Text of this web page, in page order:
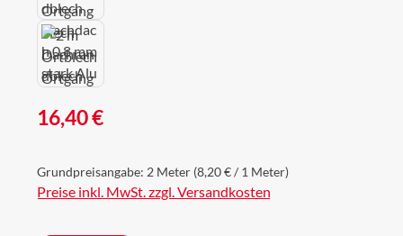
Regulärer Preis:
16,40 €
Grundpreisangabe: 2 Meter (8,20 € / 1 Meter)
Preise inkl. MwSt. zzgl. Versandkosten